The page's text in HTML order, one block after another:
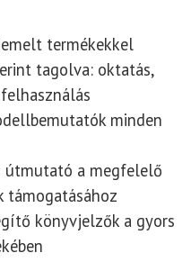
termékekkel
tagolva: oktatás,
minden
útmutató a megfelelő
támogatásához
könyvjelzők a gyors